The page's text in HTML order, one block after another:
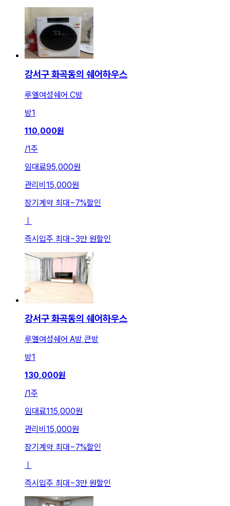
강서구 화곡동의 쉐어하우스
루엘여성쉐어 C방
방1
110,000원
/1주
임대료95,000원
관리비 15,000원
장기계약 최대~7%할인
ㅣ
즉시입주 최대~3만 원할인
강서구 화곡동의 쉐어하우스
루엘여성쉐어 A방 큰방
방1
130,000원
/1주
임대료115,000원
관리비 15,000원
장기계약 최대 ~7%할인
즉시입주 최대 ~3만 원할인